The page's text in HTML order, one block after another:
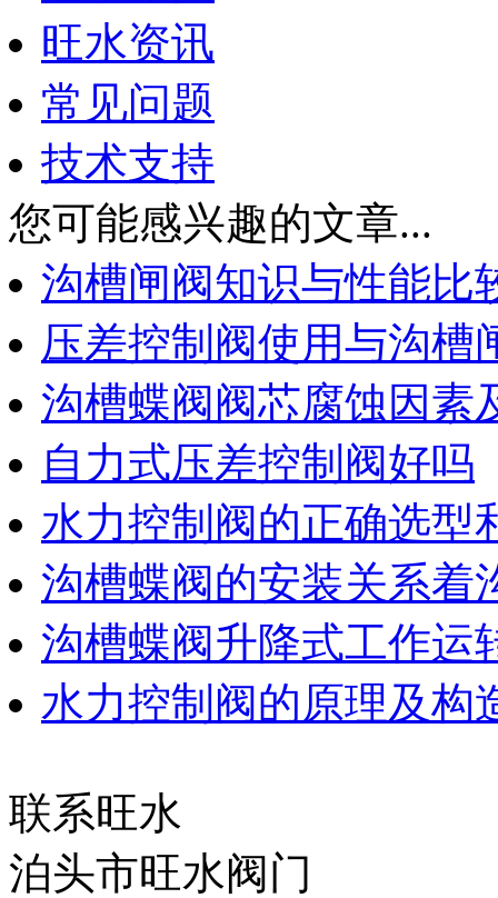
旺水资讯
常见问题
技术支持
您可能感兴趣的文章...
沟槽闸阀知识与性能比
压差控制阀使用与沟槽
沟槽蝶阀阀芯腐蚀因素
自力式压差控制阀好吗
水力控制阀的正确选型
沟槽蝶阀的安装关系着
沟槽蝶阀升降式工作运
水力控制阀的原理及构
联系旺水
泊头市旺水阀门